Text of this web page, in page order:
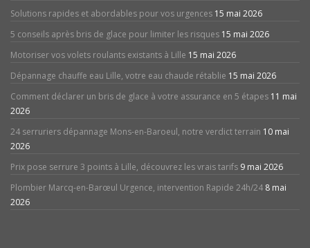
Solutions rapides et abordables pour vos urgences 15 mai 2026
5 conseils après bris de glace pour limiter les risques 15 mai 2026
Motoriser vos volets roulants existants à Lille 15 mai 2026
Dépannage chauffe eau Lille, votre eau chaude rétablie 15 mai 2026
Comment déclarer un bris de glace à votre assurance en 5 étapes 11 mai
2026
24 serruriers dépannage Mons-en-Baroeul, notre verdict terrain 10 mai
2026
Prix pose serrure 3 points à Lille, découvrez les vrais tarifs 9 mai 2026
Plombier Marcq-en-Barœul Urgence, intervention Rapide 24h/24 8 mai
2026